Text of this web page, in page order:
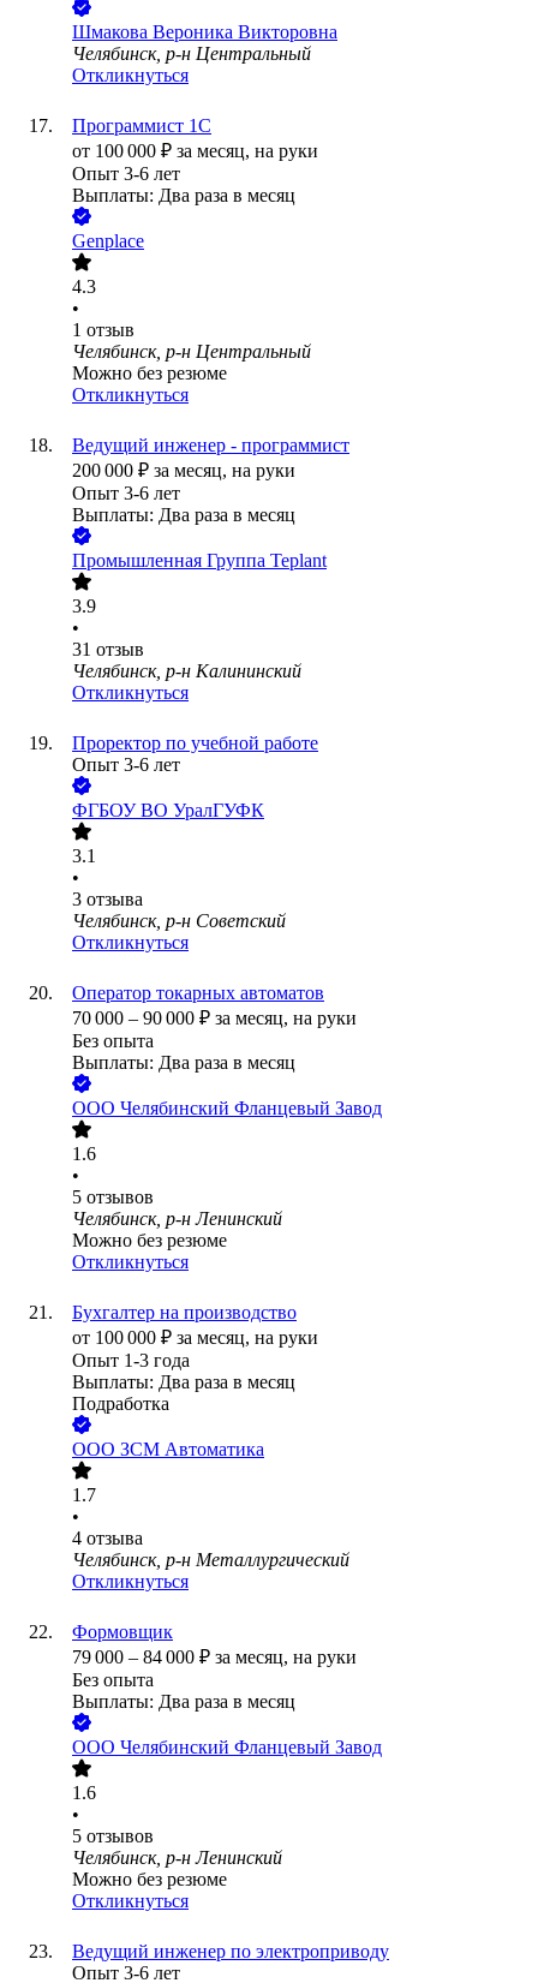
Шмакова Вероника Викторовна
Челябинск, р-н Центральный
Откликнуться
Программист 1С
от 100 000 ₽ за месяц, на руки
Опыт 3-6 лет
Выплаты: Два раза в месяц
Genplace
4.3
•
1 отзыв
Челябинск, р-н Центральный
Можно без резюме
Откликнуться
Ведущий инженер - программист
200 000 ₽ за месяц, на руки
Опыт 3-6 лет
Выплаты: Два раза в месяц
Промышленная Группа Teplant
3.9
•
31 отзыв
Челябинск, р-н Калининский
Откликнуться
Проректор по учебной работе
Опыт 3-6 лет
ФГБОУ ВО УралГУФК
3.1
•
3 отзыва
Челябинск, р-н Советский
Откликнуться
Оператор токарных автоматов
70 000 – 90 000 ₽ за месяц, на руки
Без опыта
Выплаты: Два раза в месяц
ООО Челябинский Фланцевый Завод
1.6
•
5 отзывов
Челябинск, р-н Ленинский
Можно без резюме
Откликнуться
Бухгалтер на производство
от 100 000 ₽ за месяц, на руки
Опыт 1-3 года
Выплаты: Два раза в месяц
Подработка
ООО ЗСМ Автоматика
1.7
•
4 отзыва
Челябинск, р-н Металлургический
Откликнуться
Формовщик
79 000 – 84 000 ₽ за месяц, на руки
Без опыта
Выплаты: Два раза в месяц
ООО Челябинский Фланцевый Завод
1.6
•
5 отзывов
Челябинск, р-н Ленинский
Можно без резюме
Откликнуться
Ведущий инженер по электроприводу
Опыт 3-6 лет